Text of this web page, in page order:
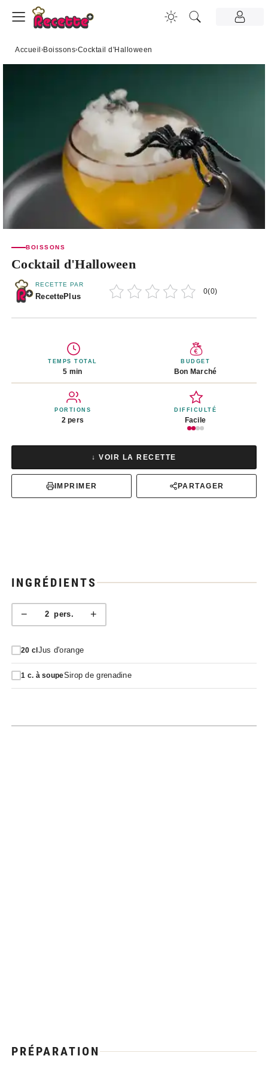
Accueil ›Boissons›Cocktail d'Halloween
BOISSONS
Cocktail d'Halloween
RECETTE PAR
RecettePlus
0(0)
TEMPS TOTAL
5 min
BUDGET
Bon Marché
PORTIONS
2 pers
DIFFICULTÉ
Facile
↓ VOIR LA RECETTE
IMPRIMER PARTAGER
INGRÉDIENTS
− 2pers. +
20 clJus d'orange
1 c. à soupeSirop de grenadine
PRÉPARATION